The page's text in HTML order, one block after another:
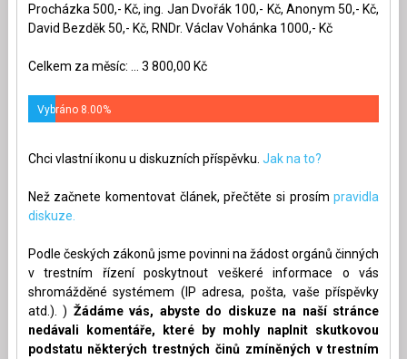
Procházka 500,- Kč, ing. Jan Dvořák 100,- Kč, Anonym 50,- Kč,
David Bezděk 50,- Kč, RNDr. Václav Vohánka 1000,- Kč
Celkem za měsíc: ... 3 800,00 Kč
Vybráno 8.00%
Chci vlastní ikonu u diskuzních příspěvku. Jak na to?
Než začnete komentovat článek, přečtěte si prosímpravidla
diskuze.
Podle českých zákonů jsme povinni na žádost orgánů činných
v trestním řízení poskytnout veškeré informace o vás
shromážděné systémem (IP adresa, pošta, vaše příspěvky
atd.). ) Žádáme vás, abyste do diskuze na naší stránce
nedávali komentáře, které by mohly naplnit skutkovou
podstatu některých trestných činů zmíněných v trestním